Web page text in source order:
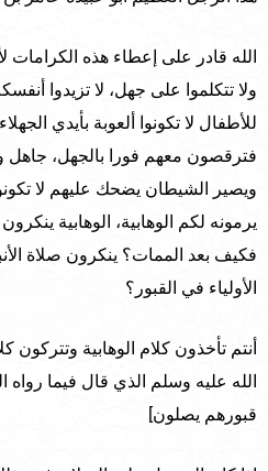
الله قادر على إعطاء هذه الكرامات
ولا تتكلموا على جهل، لا تزيدوا
للأطفال لا تكونوا ألعوبة بأيدي
فترقصون معهم فورا بالجهل،
ويصير الشيطان يضحك عليهم لا
يرمونه لكم الوهابية، الوهابية
فكيف بعد الممات؟ ينكرون صلاة
الأولياء في القبور؟
أنتم تأخذون كلام الوهابية
الله عليه وسلم الذي قال فيما رواه
قبورهم يصلون]